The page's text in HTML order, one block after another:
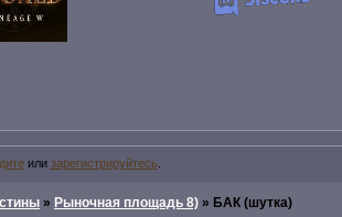
или зарегистрируйтесь
»Рыночная площадь 8) »БАК (шутка)